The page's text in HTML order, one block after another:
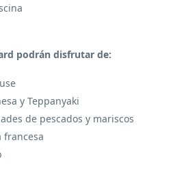
podrán disfrutar de:
y Teppanyaki
de pescados y mariscos
francesa